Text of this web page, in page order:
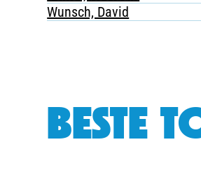
Wunsch, David
BESTE